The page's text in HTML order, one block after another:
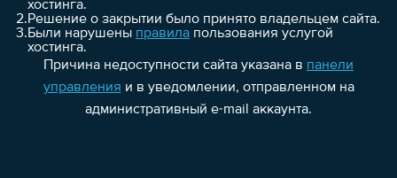
хостинга.
2.Решение о закрытии было принято владельцем сайта.
3.Были нарушены правилапользования услугой
хостинга.
Причина недоступности сайта указана в панели
управления и в уведомлении, отправленном на
административный e-mail аккаунта.